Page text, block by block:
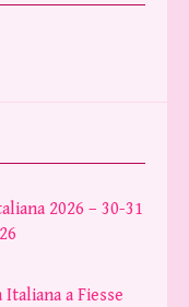
2026 – 30-31
a Fiesse